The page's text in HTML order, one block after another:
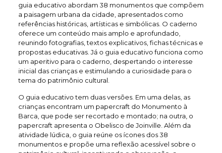
guia educativo abordam 38 monumentos que compõem
a paisagem urbana da cidade, apresentados como
referências históricas, artísticas e simbólicas. O caderno
oferece um conteúdo mais amplo e aprofundado,
reunindo fotografias, textos explicativos, fichas técnicas e
propostas educativas. Já o guia educativo funciona como
um aperitivo para o caderno, despertando o interesse
inicial das crianças e estimulando a curiosidade para o
tema do patrimônio cultural.
O guia educativo tem duas versões. Em uma delas, as
crianças encontram um papercraft do Monumento à
Barca, que pode ser recortado e montado; na outra, o
papercraft apresenta o Obelisco de Joinville. Além da
atividade lúdica, o guia reúne os ícones dos 38
monumentos e propõe uma reflexão acessível sobre o